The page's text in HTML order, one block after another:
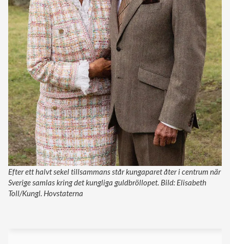
Efter ett halvt sekel tillsammans står kungaparet åter i centrum när
Sverige samlas kring det kungliga guldbröllopet. Bild: Elisabeth
Toll/Kungl. Hovstaterna